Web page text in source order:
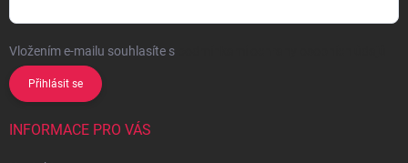
Vložením e-mailu souhlasíte s
Přihlásit se
INFORMACE PRO VÁS